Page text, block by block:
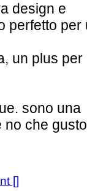
design e
perfetto per
un plus per
sono una
no che gusto
[]